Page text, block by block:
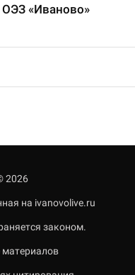
«Иваново»
2026
на ivanovolive.ru
законом.